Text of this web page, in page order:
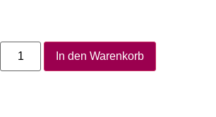
In den Warenkorb